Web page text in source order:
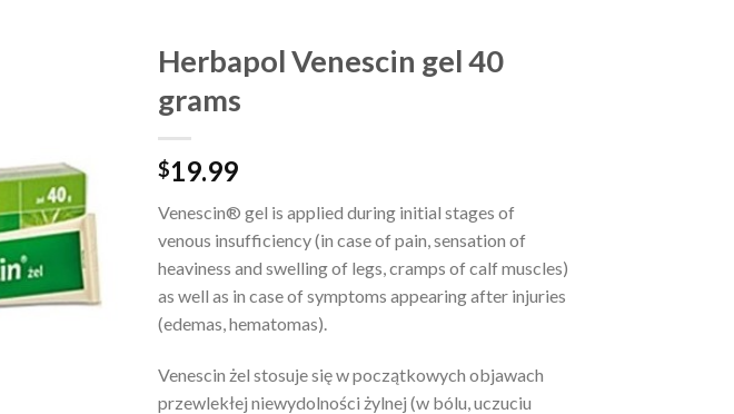
Herbapol Venescin gel 40
grams
$19.99
Venescin® gel is applied during initial stages of
venous insufficiency (in case of pain, sensation of
heaviness and swelling of legs, cramps of calf muscles)
as well as in case of symptoms appearing after injuries
(edemas, hematomas).
Venescin żel stosuje się w początkowych objawach
przewlekłej niewydolności żylnej (w bólu, uczuciu